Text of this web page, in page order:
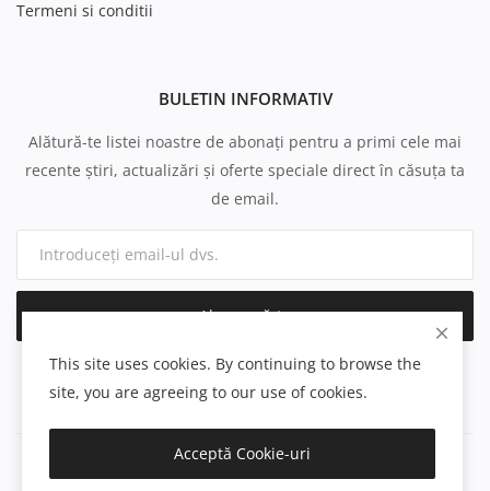
Termeni si conditii
BULETIN INFORMATIV
Alătură-te listei noastre de abonați pentru a primi cele mai
recente știri, actualizări și oferte speciale direct în căsuța ta
de email.
Abonează-te
Copyright 2025 Electro-Casnice.ro - All Rights Reserved
This site uses cookies. By continuing to browse the
site, you are agreeing to our use of cookies.
Acceptă Cookie-uri